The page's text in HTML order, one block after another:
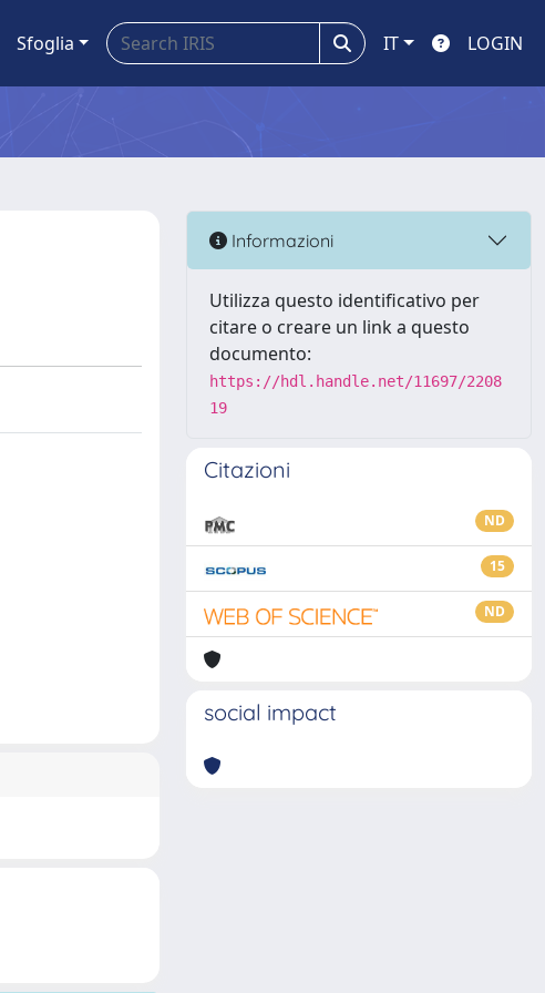
Sfoglia IT LOGIN
Informazioni
Utilizza questo identificativo per
citare o creare un link a questo
documento:
https://hdl.handle.net/11697/2208
19
Citazioni
ND
15
ND
social impact